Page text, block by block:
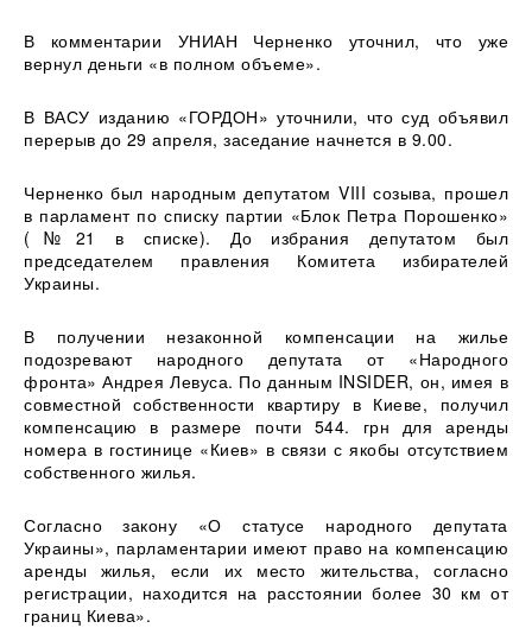
В комментарии УНИАН Черненко уточнил, что уже
вернул деньги «в полном объеме».
В ВАСУ изданию «ГОРДОН» уточнили, что суд объявил
перерыв до 29 апреля, заседание начнется в 9.00.
Черненко был народным депутатом VIII созыва, прошел
в парламент по списку партии «Блок Петра Порошенко»
(№21 в списке). До избрания депутатом был
председателем правления Комитета избирателей
Украины.
В получении незаконной компенсации на жилье
подозревают народного депутата от «Народного
фронта» Андрея Левуса. По данным INSIDER, он, имея в
совместной собственности квартиру в Киеве, получил
компенсацию в размере почти 544. грн для аренды
номера в гостинице «Киев» в связи с якобы отсутствием
собственного жилья.
Согласно закону «О статусе народного депутата
Украины», парламентарии имеют право на компенсацию
аренды жилья, если их место жительства, согласно
регистрации, находится на расстоянии более 30 км от
границ Киева».